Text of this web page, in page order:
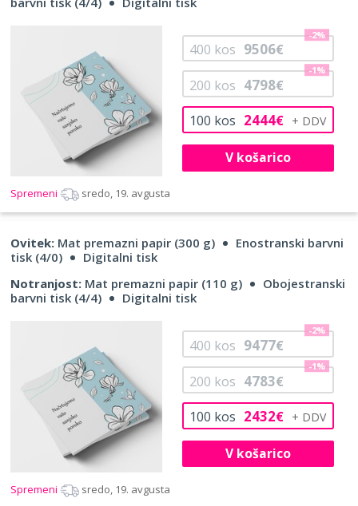
100 kos 2444€
200 kos 4798€
-1%
400 kos 9506€
-2%
V košarico
Spremeni sredo, 19. avgusta
Ovitek: Mat premazni papir (300 g)
Enostranski barvni
tisk (4/0)
Digitalni tisk
Notranjost: Mat premazni papir (110 g)
Obojestranski
barvni tisk (4/4)
Digitalni tisk
100 kos 2432€
200 kos 4783€
-1%
400 kos 9477€
-2%
V košarico
Spremeni sredo, 19. avgusta